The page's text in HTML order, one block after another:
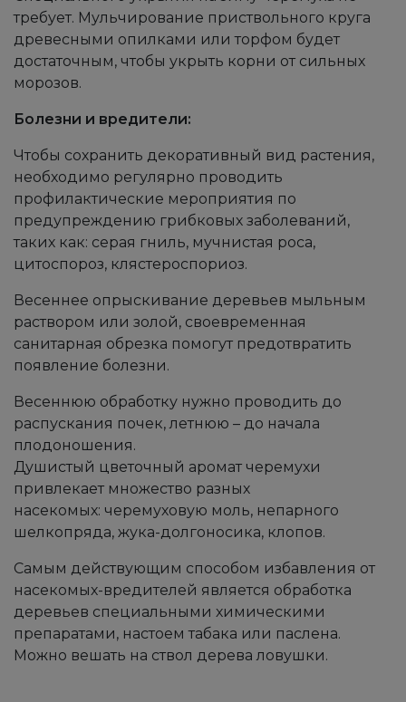
требует. Мульчирование приствольного круга
древесными опилками или торфом будет
достаточным, чтобы укрыть корни от сильных
морозов.
Болезни и вредители:
Чтобы сохранить декоративный вид растения,
необходимо регулярно проводить
профилактические мероприятия по
предупреждению грибковых заболеваний,
таких как: серая гниль, мучнистая роса,
цитоспороз, клястероспориоз.
Весеннее опрыскивание деревьев мыльным
раствором или золой, своевременная
санитарная обрезка помогут предотвратить
появление болезни.
Весеннюю обработку нужно проводить до
распускания почек, летнюю – до начала
плодоношения.
Душистый цветочный аромат черемухи
привлекает множество разных
насекомых: черемуховую моль, непарного
шелкопряда, жука-долгоносика, клопов.
Самым действующим способом избавления от
насекомых-вредителей является обработка
деревьев специальными химическими
препаратами, настоем табака или паслена.
Можно вешать на ствол дерева ловушки.